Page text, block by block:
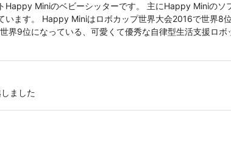
Happy Miniのベビーシッターです。 主にHappy Miniのソ
います。 Happy Miniはロボカップ世界大会2016で世界8
界9位になっている、可愛くて優秀な自律型生活支援ロボ
ました